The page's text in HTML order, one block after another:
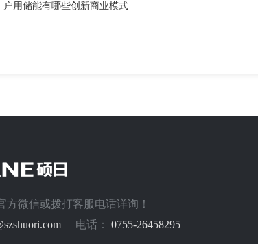
户用储能有哪些创新商业模式
方微信或拨打客服电话详询！
电话： 0755-26458295